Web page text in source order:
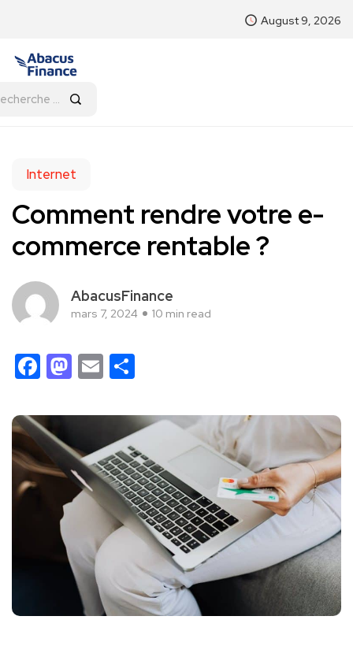
August 9, 2026
Internet
Comment rendre votre e-
commerce rentable ?
AbacusFinance
mars 7, 2024 10 min read
Facebook
Mastodon
Email